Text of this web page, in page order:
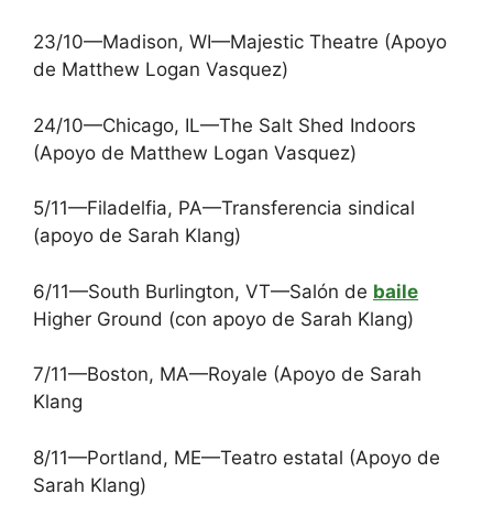
23/10—Madison, WI—Majestic Theatre (Apoyo
de Matthew Logan Vasquez)
24/10—Chicago, IL—The Salt Shed Indoors
(Apoyo de Matthew Logan Vasquez)
5/11—Filadelfia, PA—Transferencia sindical
(apoyo de Sarah Klang)
6/11—South Burlington, VT—Salón de baile
Higher Ground (con apoyo de Sarah Klang)
7/11—Boston, MA—Royale (Apoyo de Sarah
Klang
8/11—Portland, ME—Teatro estatal (Apoyo de
Sarah Klang)